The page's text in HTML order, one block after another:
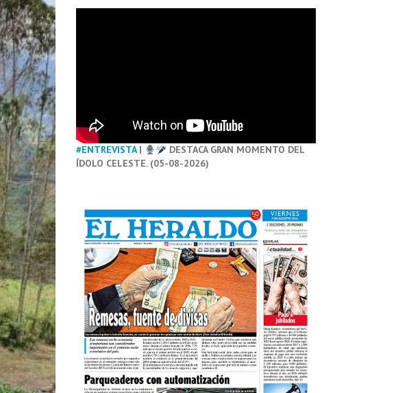
#ENTREVISTA|
DESTACA GRAN MOMENTO DEL
ÍDOLO CELESTE. (05-08-2026)